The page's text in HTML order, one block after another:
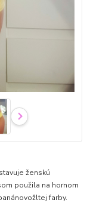
ženskú
použila na hornom
farby.